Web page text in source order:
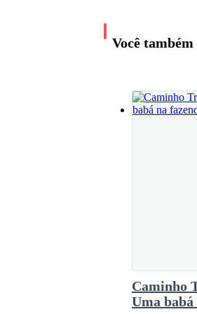
Três minutos antes,
Na foto, Viviane
Ele ainda estava
sistema,
Você
Caminho
Uma babá